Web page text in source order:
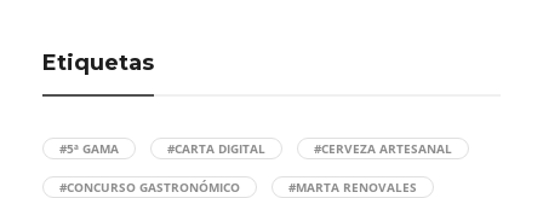
Etiquetas
#5ª GAMA #CARTA DIGITAL #CERVEZA ARTESANAL
#CONCURSO GASTRONÓMICO #MARTA RENOVALES